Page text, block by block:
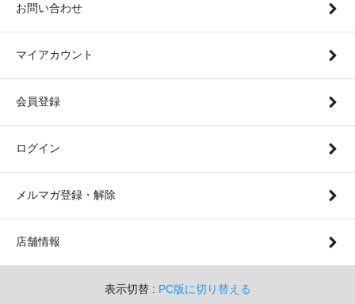
お問い合わせ
マイアカウント
会員登録
ログイン
メルマガ登録・解除
店舗情報
表示切替 : PC版に切り替える